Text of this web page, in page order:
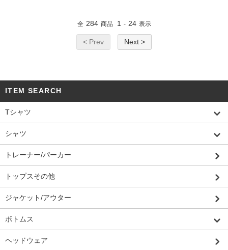
全 284 商品 1 - 24 表示
< Prev Next >
ITEM SEARCH
Tシャツ
シャツ
トレーナー/パーカー
トップスその他
ジャケット/アウター
ボトムス
ヘッドウェア